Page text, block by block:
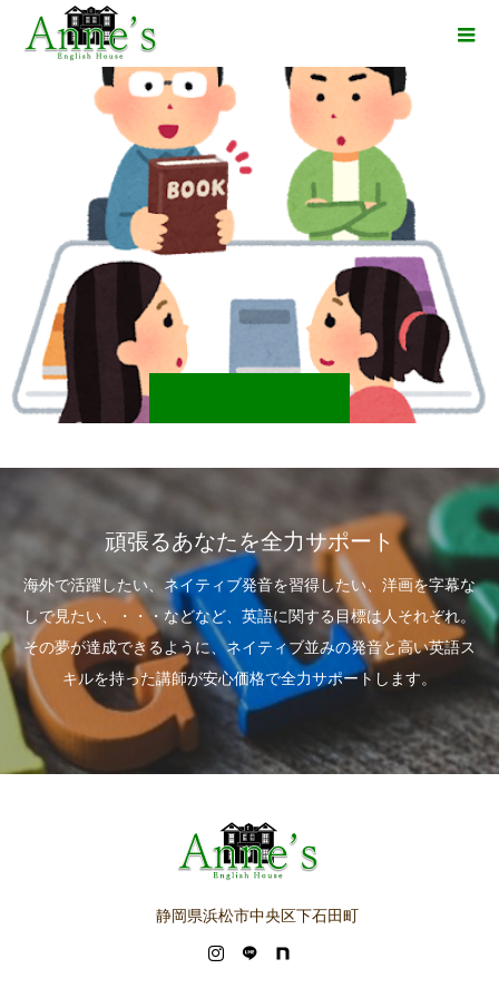
頑張るあなたを全力サポート
海外で活躍したい、ネイティブ発音を習得したい、洋画を字幕な
しで見たい、・・・などなど、英語に関する目標は人それぞれ。
その夢が達成できるように、ネイティブ並みの発音と高い英語ス
キルを持った講師が安心価格で全力サポートします。
静岡県浜松市中央区下石田町